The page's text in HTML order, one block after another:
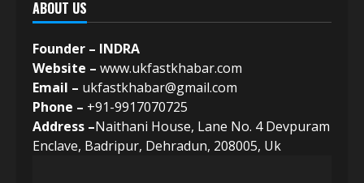
ABOUT US
Founder – INDRA
Website – www.ukfastkhabar.com
Email – ukfastkhabar@gmail.com
Phone – +91-9917070725
Address –Naithani House, Lane No. 4 Devpuram
Enclave, Badripur, Dehradun, 208005, Uk